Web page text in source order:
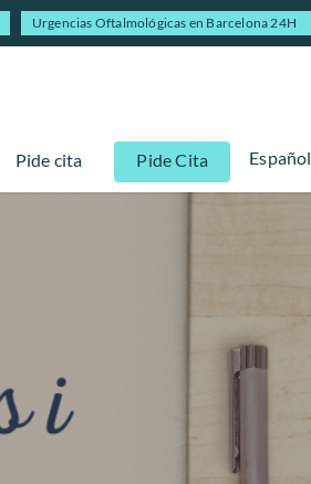
Urgencias Oftalmológicas en Barcelona 24H
Pide cita Pide Cita Español